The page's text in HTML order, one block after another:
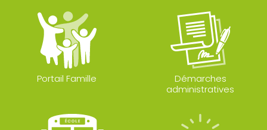
Portail Famille
Démarches
administratives